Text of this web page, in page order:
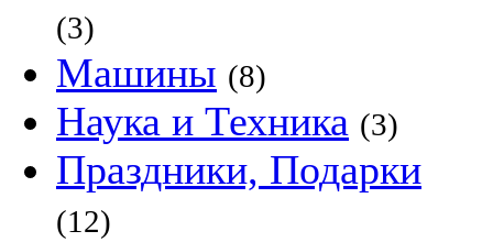
(3)
Машины (8)
Наука и Техника (3)
Праздники, Подарки
(12)